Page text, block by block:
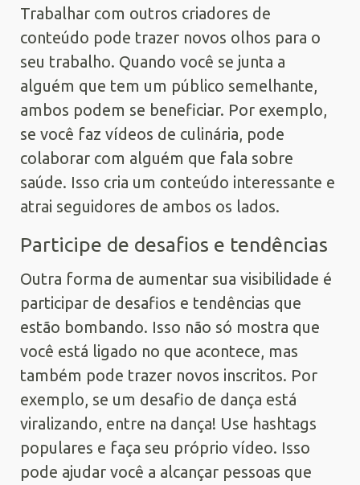
Trabalhar com outros criadores de
conteúdo pode trazer novos olhos para o
seu trabalho. Quando você se junta a
alguém que tem um público semelhante,
ambos podem se beneficiar. Por exemplo,
se você faz vídeos de culinária, pode
colaborar com alguém que fala sobre
saúde. Isso cria um conteúdo interessante e
atrai seguidores de ambos os lados.
Participe de desafios e tendências
Outra forma de aumentar sua visibilidade é
participar de desafios e tendências que
estão bombando. Isso não só mostra que
você está ligado no que acontece, mas
também pode trazer novos inscritos. Por
exemplo, se um desafio de dança está
viralizando, entre na dança! Use hashtags
populares e faça seu próprio vídeo. Isso
pode ajudar você a alcançar pessoas que